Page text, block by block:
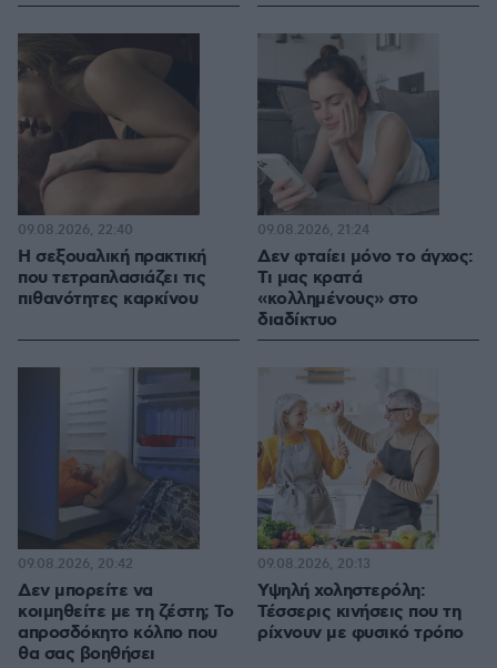
H σεξουαλική πρακτική
που τετραπλασιάζει τις
πιθανότητες καρκίνου
09.08.2026, 22:40
Δεν φταίει μόνο το άγχος:
Τι μας κρατά
«κολλημένους» στο
διαδίκτυο
09.08.2026, 21:24
Δεν μπορείτε να
κοιμηθείτε με τη ζέστη; Το
απροσδόκητο κόλπο που
θα σας βοηθήσει
09.08.2026, 20:42
Υψηλή χοληστερόλη:
Τέσσερις κινήσεις που τη
ρίχνουν με φυσικό τρόπο
09.08.2026, 20:13